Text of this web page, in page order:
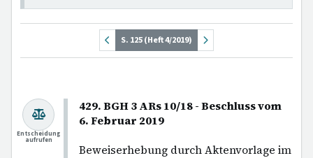
S. 125 (Heft 4/2019)
429. BGH 3 ARs 10/18 - Beschluss vom
6. Februar 2019
Beweiserhebung durch Aktenvorlage im
Entscheidung
aufrufen